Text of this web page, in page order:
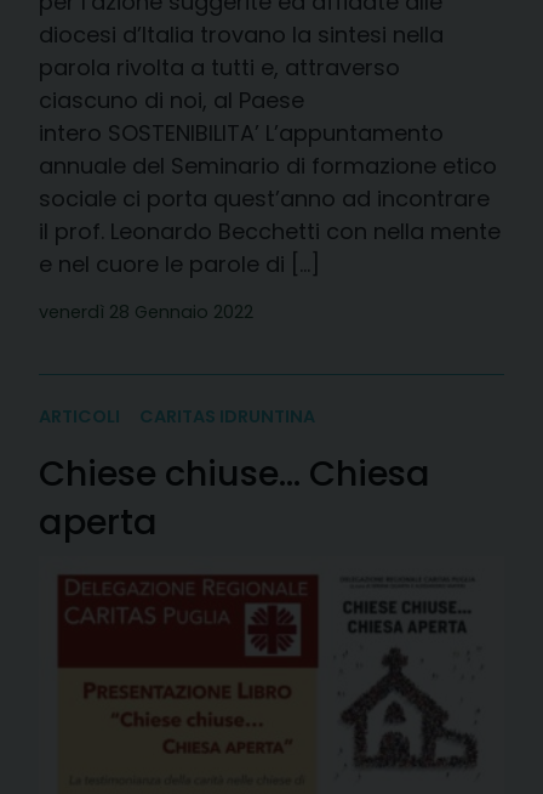
diocesi d’Italia trovano la sintesi nella
parola rivolta a tutti e, attraverso
ciascuno di noi, al Paese
intero SOSTENIBILITA’ L’appuntamento
annuale del Seminario di formazione etico
sociale ci porta quest’anno ad incontrare
il prof. Leonardo Becchetti con nella mente
e nel cuore le parole di […]
venerdì 28 Gennaio 2022
ARTICOLI CARITAS IDRUNTINA
Chiese chiuse… Chiesa
aperta